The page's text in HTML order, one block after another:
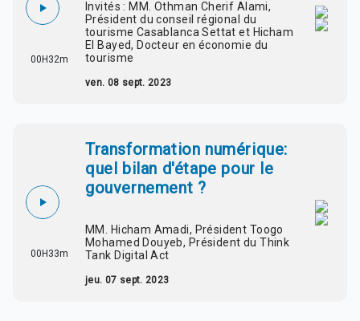
00H32m
Invités : MM. Othman Cherif Alami,
Président du conseil régional du
tourisme Casablanca Settat et Hicham
El Bayed, Docteur en économie du
tourisme
ven. 08 sept. 2023
00H33m
Transformation numérique:
quel bilan d'étape pour le
gouvernement ?
MM. Hicham Amadi, Président Toogo
Mohamed Douyeb, Président du Think
Tank Digital Act
jeu. 07 sept. 2023